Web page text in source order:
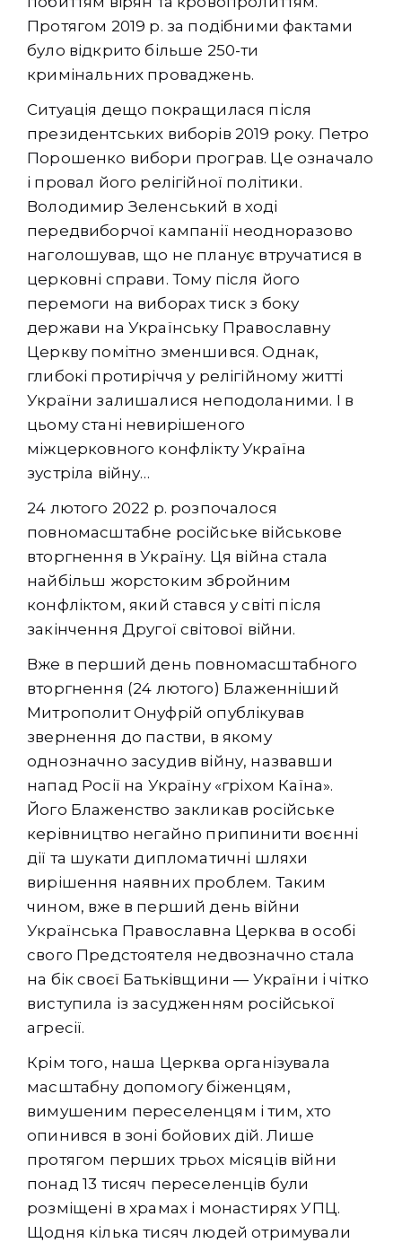
Протягом 2019 р. за подібними фактами
було відкрито більше 250-ти
кримінальних проваджень.
Ситуація дещо покращилася після
президентських виборів 2019 року. Петро
Порошенко вибори програв. Це означало
і провал його релігійної політики.
Володимир Зеленський в ході
передвиборчої кампанії неодноразово
наголошував, що не планує втручатися в
церковні справи. Тому після його
перемоги на виборах тиск з боку
держави на Українську Православну
Церкву помітно зменшився. Однак,
глибокі протиріччя у релігійному житті
України залишалися неподоланими. І в
цьому стані невирішеного
міжцерковного конфлікту Україна
зустріла війну…
24 лютого 2022 р. розпочалося
повномасштабне російське військове
вторгнення в Україну. Ця війна стала
найбільш жорстоким збройним
конфліктом, який стався у світі після
закінчення Другої світової війни.
Вже в перший день повномасштабного
вторгнення (24 лютого) Блаженніший
Митрополит Онуфрій опублікував
звернення до пастви, в якому
однозначно засудив війну, назвавши
напад Росії на Україну «гріхом Каїна».
Його Блаженство закликав російське
керівництво негайно припинити воєнні
дії та шукати дипломатичні шляхи
вирішення наявних проблем. Таким
чином, вже в перший день війни
Українська Православна Церква в особі
свого Предстоятеля недвозначно стала
на бік своєї Батьківщини — України і чітко
виступила із засудженням російської
агресії.
Крім того, наша Церква організувала
масштабну допомогу біженцям,
вимушеним переселенцям і тим, хто
опинився в зоні бойових дій. Лише
протягом перших трьох місяців війни
понад 13 тисяч переселенців були
розміщені в храмах і монастирях УПЦ.
Щодня кілька тисяч людей отримували